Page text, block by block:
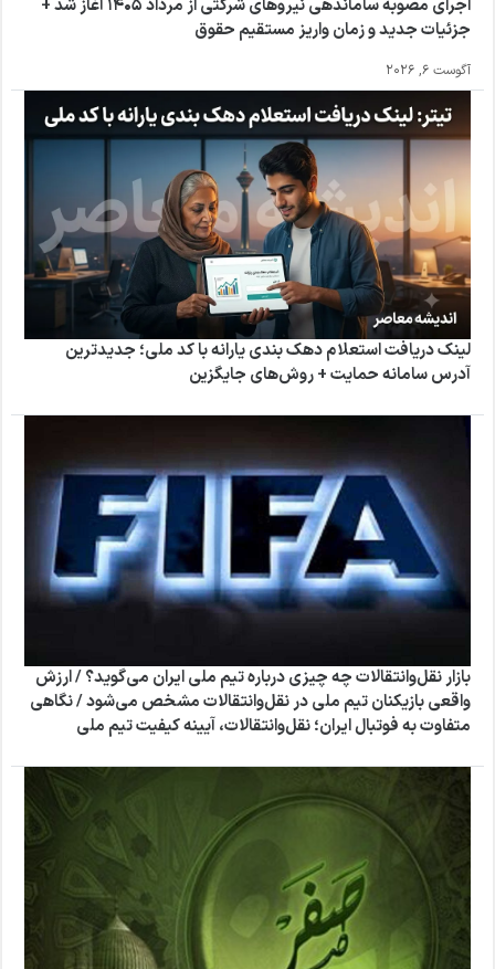
اجرای مصوبه ساماندهی نیروهای شرکتی از مرداد ۱۴۰۵ آغاز شد +
جزئیات جدید و زمان واریز مستقیم حقوق
آگوست 6, 2026
لینک دریافت استعلام دهک بندی یارانه با کد ملی؛ جدیدترین
آدرس سامانه حمایت + روش‌های جایگزین
بازار نقل‌وانتقالات چه چیزی درباره تیم ملی ایران می‌گوید؟ / ارزش
واقعی بازیکنان تیم ملی در نقل‌وانتقالات مشخص می‌شود / نگاهی
متفاوت به فوتبال ایران؛ نقل‌وانتقالات، آیینه کیفیت تیم ملی